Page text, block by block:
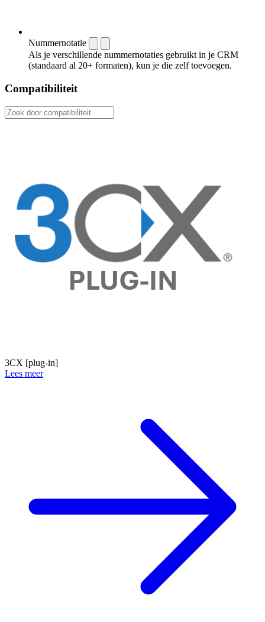
Nummernotatie
Als je verschillende nummernotaties gebruikt in je CRM
(standaard al 20+ formaten), kun je die zelf toevoegen.
Compatibiliteit
3CX [plug-in]
Lees meer